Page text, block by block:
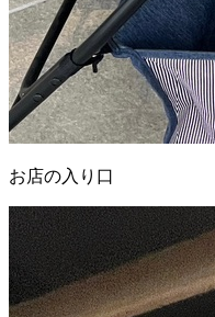
お店の入り口